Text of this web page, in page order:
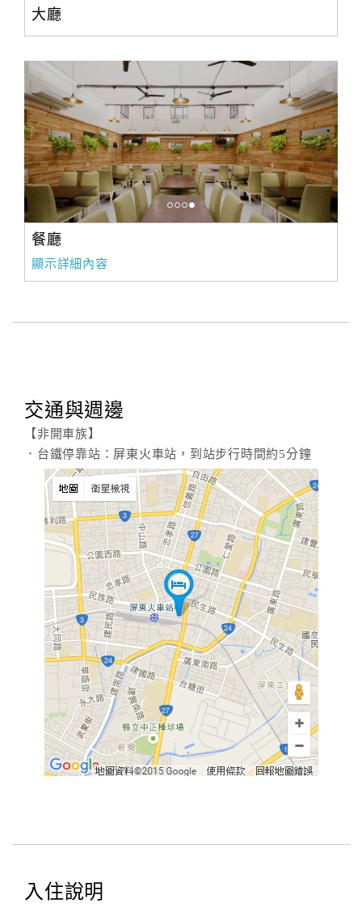
大廳
餐廳
顯示詳細內容
交通與週邊
【非開車族】
．台鐵停靠站：屏東火車站，到站步行時間約5分鐘
入住說明